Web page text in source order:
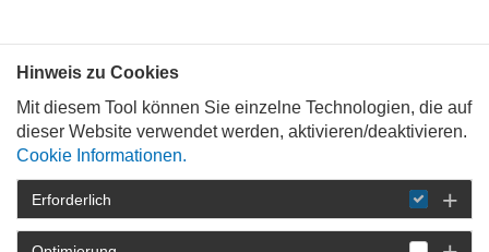
STARTSEITE
TAG DER ARCHITEKTUR 2026
Hinweis zu Cookies
Mit diesem Tool können Sie einzelne Technologien, die auf
dieser Website verwendet werden, aktivieren/deaktivieren.
Cookie Informationen.
Erforderlich